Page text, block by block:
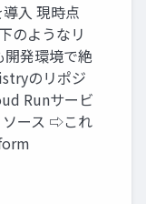
入 現時点
のようなリ
発環境で絶
のリポジ
Runサービ
ソース ⇨これ